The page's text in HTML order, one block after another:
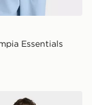
Essentials
shirt Ampia